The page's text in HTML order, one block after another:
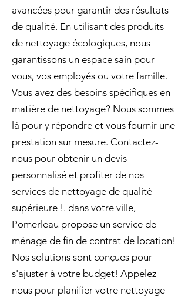
avancées pour garantir des résultats
de qualité. En utilisant des produits
de nettoyage écologiques, nous
garantissons un espace sain pour
vous, vos employés ou votre famille.
Vous avez des besoins spécifiques en
matière de nettoyage? Nous sommes
là pour y répondre et vous fournir une
prestation sur mesure. Contactez-
nous pour obtenir un devis
personnalisé et profiter de nos
services de nettoyage de qualité
supérieure !. dans votre ville,
Pomerleau propose un service de
ménage de fin de contrat de location!
Nos solutions sont conçues pour
s'ajuster à votre budget! Appelez-
nous pour planifier votre nettoyage